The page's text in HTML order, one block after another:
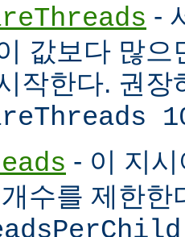
-
값보다 많으
작한다. 권장
- 이 지
수를 제한한